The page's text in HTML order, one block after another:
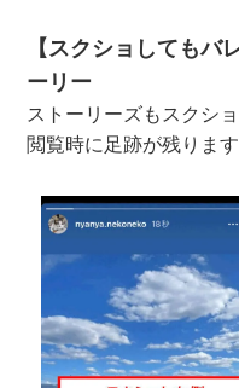
【スクショしてもバ
ーリー
ストーリーズもスクシ
閲覧時に足跡が残ります